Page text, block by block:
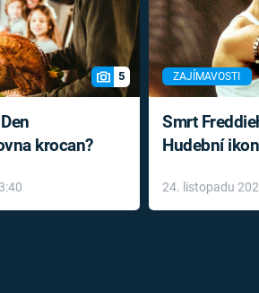
5
krocan?
ZAJÍMAVOSTI
Smrt
Hudební
léky
24. listopadu